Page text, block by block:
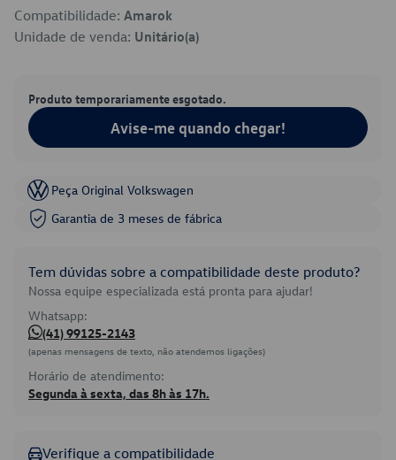
Compatibilidade: Amarok
Unidade de venda: Unitário(a)
Produto temporariamente esgotado.
Avise-me quando chegar!
Peça Original Volkswagen
Garantia de 3 meses de fábrica
Tem dúvidas sobre a compatibilidade deste produto?
Nossa equipe especializada está pronta para ajudar!
Whatsapp:
(41) 99125-2143
(apenas mensagens de texto, não atendemos ligações)
Horário de atendimento:
Segunda à sexta, das 8h às 17h.
Verifique a compatibilidade